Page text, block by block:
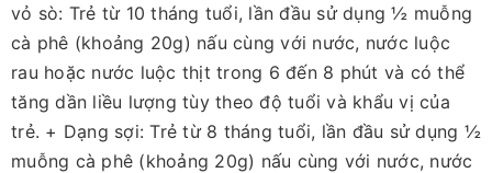
vỏ sò: Trẻ từ 10 tháng tuổi, lần đầu sử dụng ½ muỗng
cà phê (khoảng 20g) nấu cùng với nước, nước luộc
rau hoặc nước luộc thịt trong 6 đến 8 phút và có thể
tăng dần liều lượng tùy theo độ tuổi và khẩu vị của
trẻ. + Dạng sợi: Trẻ từ 8 tháng tuổi, lần đầu sử dụng ½
muỗng cà phê (khoảng 20g) nấu cùng với nước, nước